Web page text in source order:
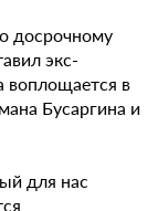
досрочному
экс-
воплощается в
Бусаргина и
для нас